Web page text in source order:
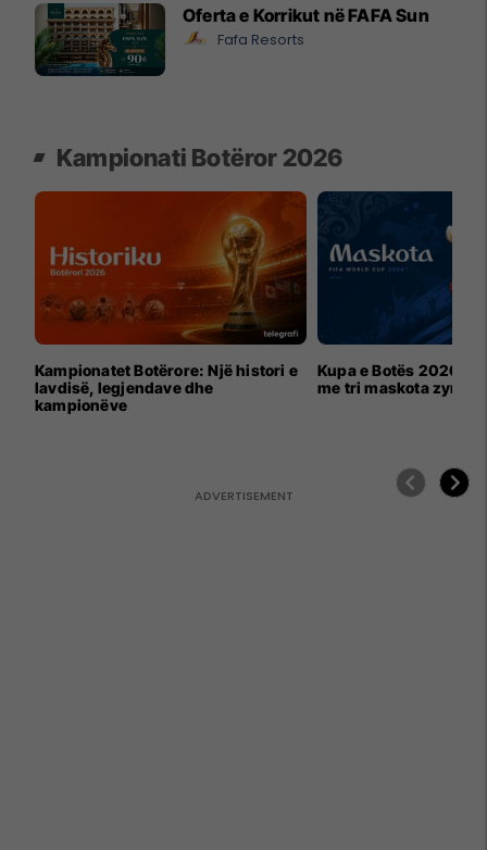
Oferta e Korrikut në FAFA Sun
Fafa Resorts
Kampionati Botëror 2026
Kampionatet Botërore: Një histori e
lavdisë, legjendave dhe
kampionëve
Kupa e Botës 2026
me tri maskota zyrtare